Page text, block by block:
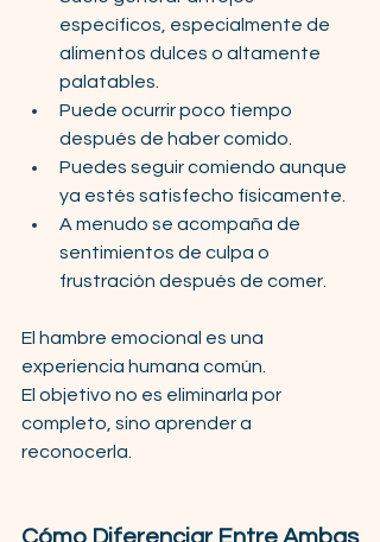
específicos, especialmente de
alimentos dulces o altamente
palatables.
Puede ocurrir poco tiempo
después de haber comido.
Puedes seguir comiendo aunque
ya estés satisfecho físicamente.
A menudo se acompaña de
sentimientos de culpa o
frustración después de comer.
El hambre emocional es una
experiencia humana común.
El objetivo no es eliminarla por
completo, sino aprender a
reconocerla.